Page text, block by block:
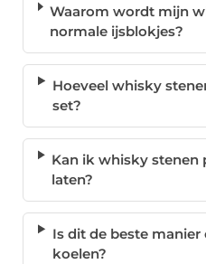
Waarom wordt mijn
normale ijsblokjes?
Hoeveel whisky
set?
Kan ik whisky stenen
laten?
Is dit de beste
koelen?